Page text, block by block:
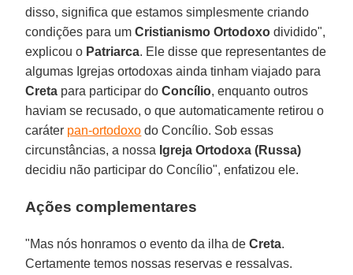
disso, significa que estamos simplesmente criando
condições para umCristianismo Ortodoxo dividido",
explicou o Patriarca. Ele disse que representantes de
algumas Igrejas ortodoxas ainda tinham viajado para
Creta para participar doConcílio, enquanto outros
haviam se recusado, o que automaticamente retirou o
caráter pan-ortodoxo do Concílio. Sob essas
circunstâncias, a nossa Igreja Ortodoxa (Russa)
decidiu não participar do Concílio", enfatizou ele.
Ações complementares
"Mas nós honramos o evento da ilha deCreta.
Certamente temos nossas reservas e ressalvas.